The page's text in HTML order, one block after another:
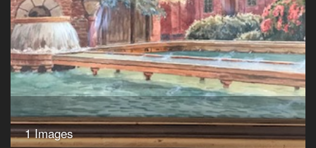
1 Images